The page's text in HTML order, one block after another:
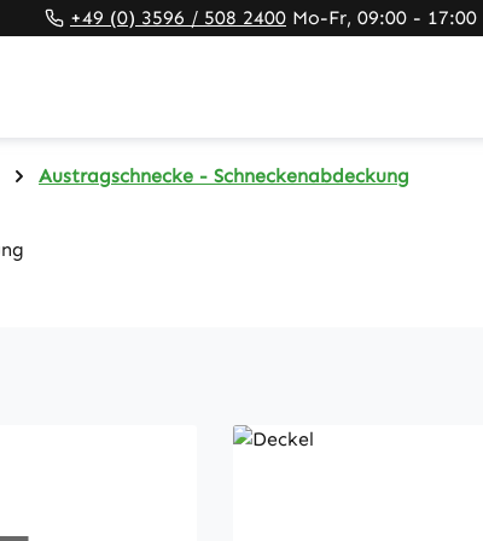
+49 (0) 3596 / 508 2400 Mo-Fr, 09:00 - 17:00
Austragschnecke - Schneckenabdeckung